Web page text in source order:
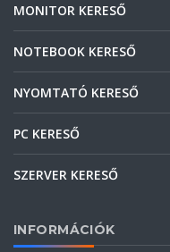
MONITOR KERESŐ
NOTEBOOK KERESŐ
NYOMTATÓ KERESŐ
PC KERESŐ
SZERVER KERESŐ
INFORMÁCIÓK